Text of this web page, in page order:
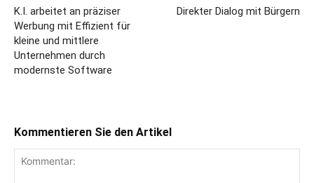
K.I. arbeitet an präziser
Werbung mit Effizient für
kleine und mittlere
Unternehmen durch
modernste Software
Direkter Dialog mit Bürgern
Kommentieren Sie den Artikel